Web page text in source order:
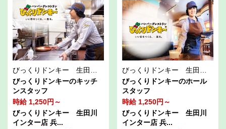
びっくりドンキー 生田川インター店
びっくりドンキーのキッチ
ンスタッフ
時給 1,250円～
びっくりドンキー 生田川
インター店 兵...
びっくりドンキー 生田川インター店
びっくりドンキーのホール
スタッフ
時給 1,250円～
びっくりドンキー 生田川
インター店 兵...